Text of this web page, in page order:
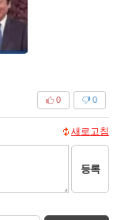
0
0
새로고침
등록